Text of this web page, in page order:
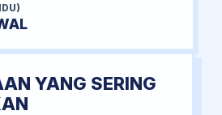
YANG SERING